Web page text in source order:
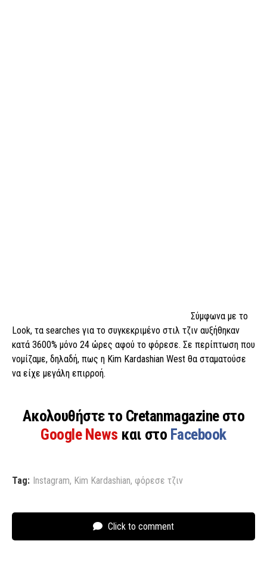
Σύμφωνα με το
Look, τα searches για το συγκεκριμένο στιλ τζιν αυξήθηκαν
κατά 3600% μόνο 24 ώρες αφού το φόρεσε. Σε περίπτωση που
νομίζαμε, δηλαδή, πως η Kim Kardashian West θα σταματούσε
να είχε μεγάλη επιρροή.
Ακολουθήστε το Cretanmagazine στο
Google News και στο Facebook
Tag: Instagram, Kim Kardashian, φόρεσε τζιν
Click to comment